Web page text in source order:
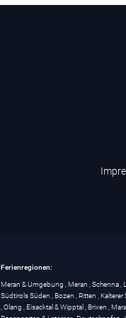
Ferienregionen:
Meran & Umgebung , Meran ,Schenna,
Südtirols Süden , Bozen ,Ritten , Kalterer
,Olang , Eisacktal & Wipptal , Brixen ,